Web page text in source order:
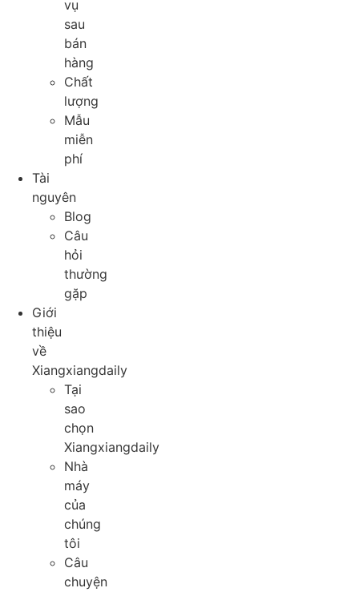
vụ
sau
bán
hàng
Chất
lượng
Mẫu
miễn
phí
Tài
nguyên
Blog
Câu
hỏi
thường
gặp
Giới
thiệu
về
Xiangxiangdaily
Tại
sao
chọn
Xiangxiangdaily
Nhà
máy
của
chúng
tôi
Câu
chuyện